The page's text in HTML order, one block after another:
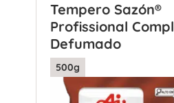
Tempero Sazón®
Profissional
Defumado
500g